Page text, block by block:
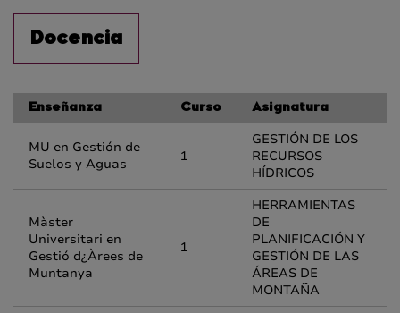
Docencia
Enseñanza Curso Asignatura
MU en Gestión de
Suelos y Aguas
1
GESTIÓN DE LOS
RECURSOS
HÍDRICOS
Màster
Universitari en
Gestió d¿Àrees de
Muntanya
1
HERRAMIENTAS
DE
PLANIFICACIÓN Y
GESTIÓN DE LAS
ÁREAS DE
MONTAÑA